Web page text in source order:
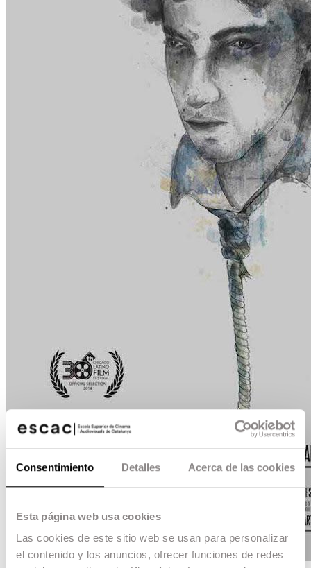
Consentimiento Detalles Acerca de las cookies
Esta página web usa cookies
Las cookies de este sitio web se usan para personalizar
el contenido y los anuncios, ofrecer funciones de redes